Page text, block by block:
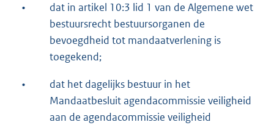
•
dat in artikel 10:3 lid 1 van de Algemene wet
bestuursrecht bestuursorganen de
bevoegdheid tot mandaatverlening is
toegekend;
•
dat het dagelijks bestuur in het
Mandaatbesluit agendacommissie veiligheid
aan de agendacommissie veiligheid